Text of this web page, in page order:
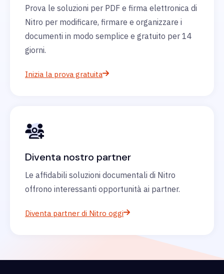
Prova le soluzioni per PDF e firma elettronica di
Nitro per modificare, firmare e organizzare i
documenti in modo semplice e gratuito per 14
giorni.
Inizia la prova gratuita
Diventa nostro partner
Le affidabili soluzioni documentali di Nitro
offrono interessanti opportunità ai partner.
Diventa partner di Nitro oggi